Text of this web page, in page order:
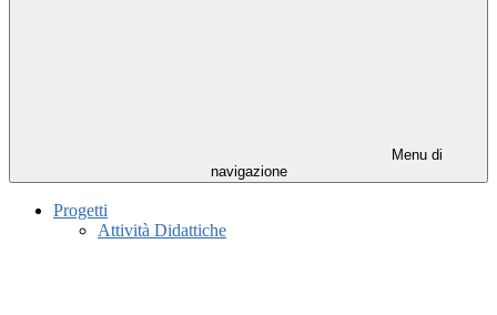
Menu di
navigazione
Progetti
Attività Didattiche